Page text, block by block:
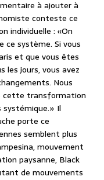
à ajouter à
conteste ce
individuelle : «On
ce système. Si vous
et que vous êtes
jours, vous avez
Nous
cette transformation
systémique.» Il
porte ce
semblent plus
mouvement
paysanne, Black
de mouvements